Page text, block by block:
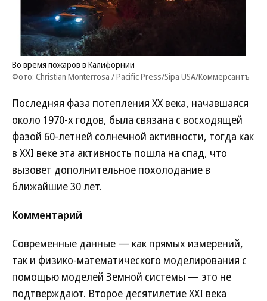
Во время пожаров в Калифорнии
Фото: Christian Monterrosa / Pacific Press/Sipa USA/Коммерсантъ
Последняя фаза потепления ХХ века, начавшаяся
около 1970-х годов, была связана с восходящей
фазой 60-летней солнечной активности, тогда как
в XXI веке эта активность пошла на спад, что
вызовет дополнительное похолодание в
ближайшие 30 лет.
Комментарий
Современные данные — как прямых измерений,
так и физико-математического моделирования с
помощью моделей Земной системы — это не
подтверждают. Второе десятилетие XXI века